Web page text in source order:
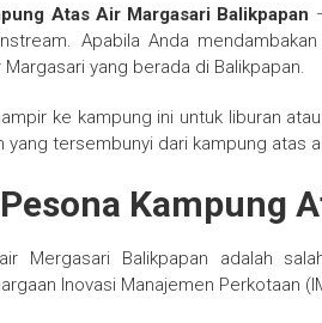
Atas Air Margasari Balikpapan
Apabila Anda
yang berada di Balikpapan.
ke kampung ini untuk liburan
yang tersembunyi dari kampung atas
Kampung
Mergasari Balikpapan adalah
Inovasi Manajemen Perkotaan